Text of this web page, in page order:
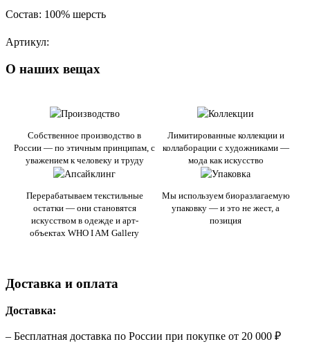
Состав: 100% шерсть
Артикул:
О наших вещах
Собственное производство в
России — по этичным принципам, с
уважением к человеку и труду
Лимитированные коллекции и
коллаборации с художниками —
мода как искусство
Перерабатываем текстильные
остатки — они становятся
искусством в одежде и арт-
объектах WHO I AM Gallery
Мы используем биоразлагаемую
упаковку — и это не жест, а
позиция
Доставка и оплата
Доставка:
– Бесплатная доставка по России при покупке от 20 000 ₽